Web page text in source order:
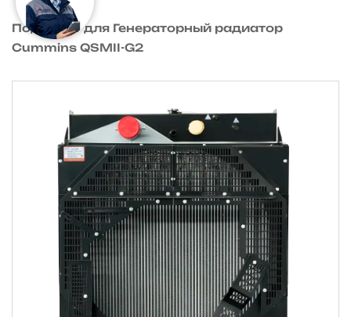
Подходит для Генераторный радиатор
Cummins QSMII-G2